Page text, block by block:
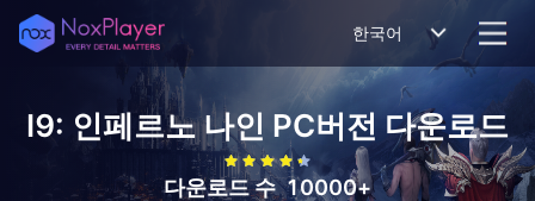
한국어
I9: 인페르노 나인 PC버전 다운로드
다운로드 수 10000+